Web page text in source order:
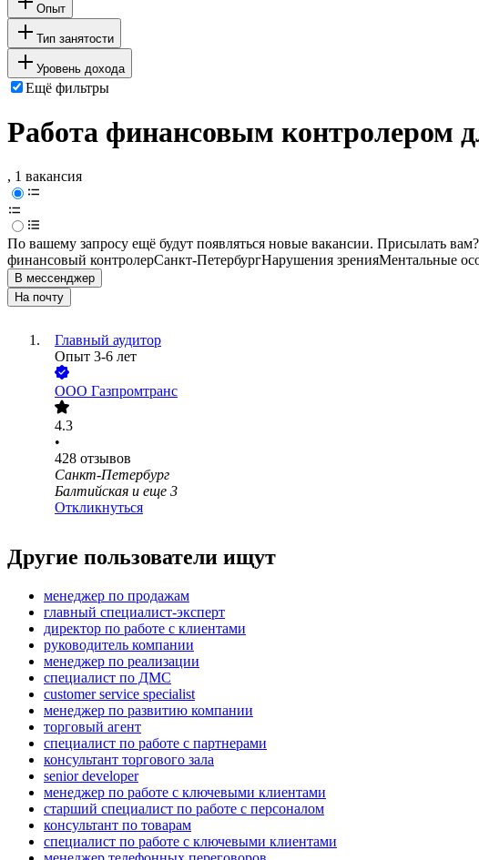
Опыт
Тип занятости
Уровень дохода
Ещё фильтры
Работа финансовым контролером
, 1 вакансия
По вашему запросу ещё будут появляться новые вакансии. Присылать вам?
финансовый контролерСанкт-ПетербургНарушения зренияМентальные
В мессенджер
На почту
Главный аудитор
Опыт 3-6 лет
ООО Газпромтранс
4.3
•
428 отзывов
Санкт-Петербург
Балтийская и еще 3
Откликнуться
Другие пользователи ищут
менеджер по продажам
главный специалист-эксперт
директор по работе с клиентами
руководитель компании
менеджер по реализации
специалист по ДМС
customer service specialist
менеджер по развитию компании
торговый агент
специалист по работе с партнерами
консультант торгового зала
senior developer
менеджер по работе с ключевыми клиентами
старший специалист по работе с персоналом
консультант по товарам
специалист по работе с ключевыми клиентами